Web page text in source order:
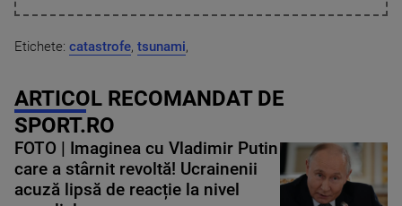
Etichete: catastrofe, tsunami,
ARTICOL RECOMANDAT DE
SPORT.RO
FOTO | Imaginea cu Vladimir Putin
care a stârnit revoltă! Ucrainenii
acuză lipsă de reacție la nivel